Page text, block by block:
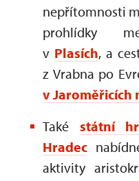
nepřítomnosti
prohlídky
v Plasích, a
z Vrabna po
v Jaroměřicích
Také státní
Hradec
aktivity